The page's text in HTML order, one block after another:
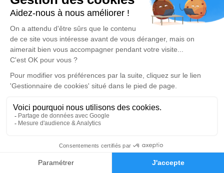
Faire-part Hommages
Cet endroit est un lieu d'expression dédié à honorer la
Je rends hommage
Cérémonie
jeudi 31 octobre 2024 à 14h30
74290 Alex
Je rends hommage
Déroulé des obsèques